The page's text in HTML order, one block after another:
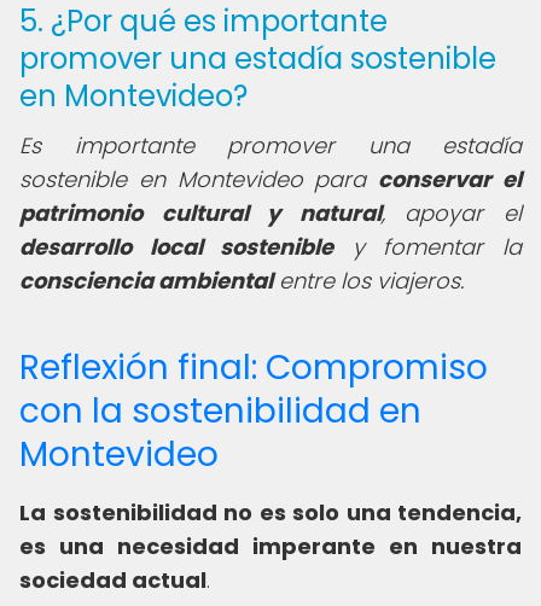
5. ¿Por qué es importante
promover una estadía sostenible
en Montevideo?
Es importante promover una estadía
sostenible en Montevideo para conservar el
patrimonio cultural y natural, apoyar el
desarrollo local sostenibley fomentar la
consciencia ambientalentre los viajeros.
Reflexión final: Compromiso
con la sostenibilidad en
Montevideo
La sostenibilidad no es solo una tendencia,
es una necesidad imperante en nuestra
sociedad actual.